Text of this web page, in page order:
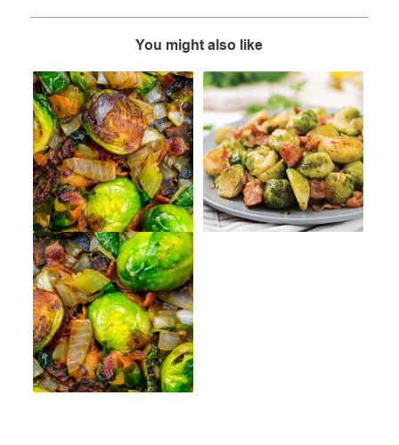
You might also like